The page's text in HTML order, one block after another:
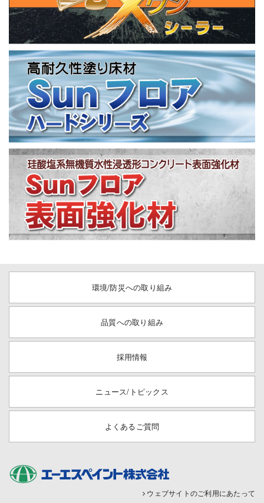
環境/防災への取り組み
品質への取り組み
採用情報
ニュース/トピックス
よくあるご質問
ウェブサイトのご利用にあたって